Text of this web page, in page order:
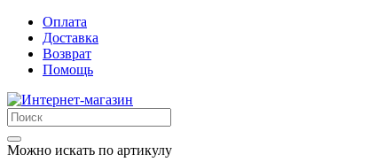
Оплата
Доставка
Возврат
Помощь
Можно искать по артикулу